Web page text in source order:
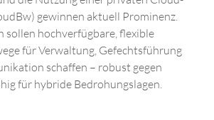
gewinnen aktuell Prominenz.
sollen hochverfügbare, flexible
für Verwaltung, Gefechtsführung
schaffen – robust gegen
für hybride Bedrohungslagen.